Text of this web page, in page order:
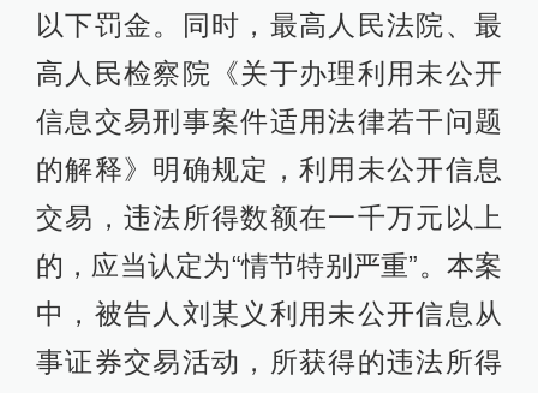
以下罚金。同时，最高人民法院、最
高人民检察院《关于办理利用未公开
信息交易刑事案件适用法律若干问题
的解释》明确规定，利用未公开信息
交易，违法所得数额在一千万元以上
的，应当认定为“情节特别严重”。本案
中，被告人刘某义利用未公开信息从
事证券交易活动，所获得的违法所得